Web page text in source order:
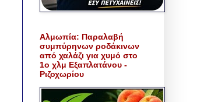
Αλμωπία: Παραλαβή
συμπύρηνων ροδάκινων
από χαλάζι για χυμό στο
1ο χλμ Εξαπλατάνου -
Ριζοχωρίου